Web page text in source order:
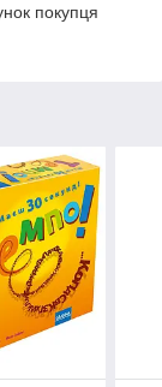
покупця